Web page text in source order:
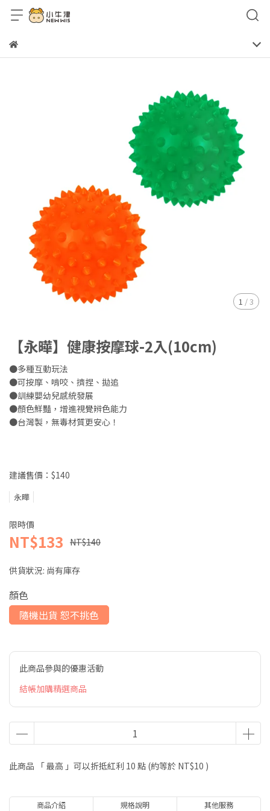
1 /3
【永曄】健康按摩球-2入(10cm)
●多種互動玩法
●可按摩、啃咬、擠捏、拋追
●訓練嬰幼兒感統發展
●顏色鮮豔，增進視覺辨色能力
●台灣製，無毒材質更安心！
建議售價：$140
永曄
限時價
NT$133 NT$140
供貨狀況: 尚有庫存
顏色
隨機出貨 恕不挑色
此商品參與的優惠活動
結帳加購精選商品
此商品 「 最高 」可以折抵紅利 10 點 (約等於 NT$10 )
商品介紹 規格說明 其他服務